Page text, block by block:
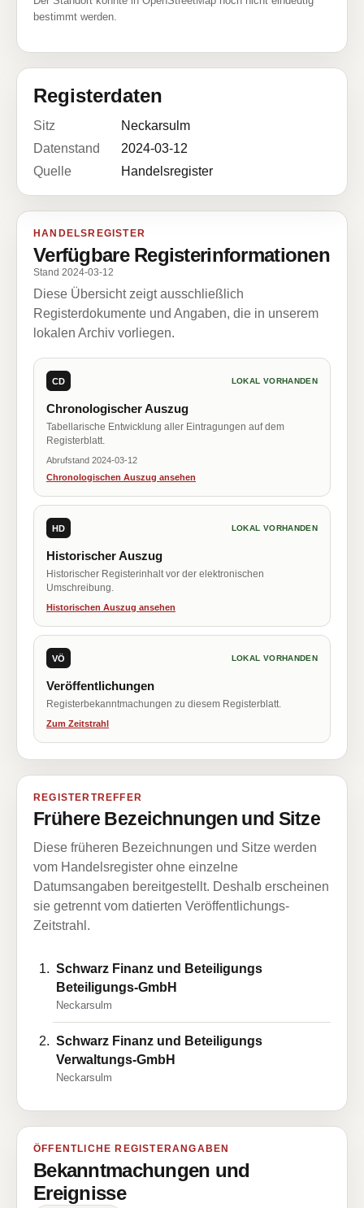
bestimmt werden.
Registerdaten
Sitz
Neckarsulm
Datenstand
2024-03-12
Quelle
Handelsregister
HANDELSREGISTER
Verfügbare Registerinformationen
Stand 2024-03-12
Diese Übersicht zeigt ausschließlich
Registerdokumente und Angaben, die in unserem
lokalen Archiv vorliegen.
CD LOKAL VORHANDEN
Chronologischer Auszug
Tabellarische Entwicklung aller Eintragungen auf dem
Registerblatt.
Abrufstand 2024-03-12
Chronologischen Auszug ansehen
HD LOKAL VORHANDEN
Historischer Auszug
Historischer Registerinhalt vor der elektronischen
Umschreibung.
Historischen Auszug ansehen
VÖ LOKAL VORHANDEN
Veröffentlichungen
Registerbekanntmachungen zu diesem Registerblatt.
Zum Zeitstrahl
REGISTERTREFFER
Frühere Bezeichnungen und Sitze
Diese früheren Bezeichnungen und Sitze werden
vom Handelsregister ohne einzelne
Datumsangaben bereitgestellt. Deshalb erscheinen
sie getrennt vom datierten Veröffentlichungs-
Zeitstrahl.
Schwarz Finanz und Beteiligungs
Beteiligungs-GmbH
Neckarsulm
Schwarz Finanz und Beteiligungs
Verwaltungs-GmbH
Neckarsulm
ÖFFENTLICHE REGISTERANGABEN
Bekanntmachungen und
Ereignisse